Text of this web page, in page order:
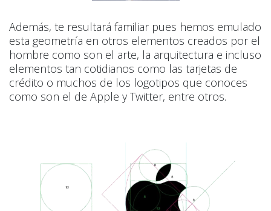
Además, te resultará familiar pues hemos emulado
esta geometría en otros elementos creados por el
hombre como son el arte, la arquitectura e incluso
elementos tan cotidianos como las tarjetas de
crédito o muchos de los logotipos que conoces
como son el de Apple y Twitter, entre otros.